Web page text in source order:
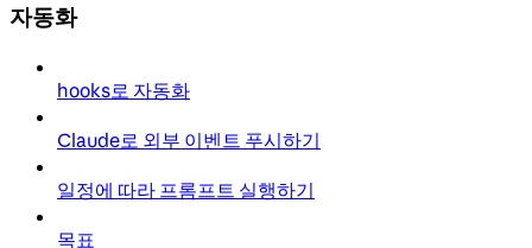
자동화
hooks로 자동화
Claude로 외부 이벤트 푸시하기
일정에 따라 프롬프트 실행하기
목표